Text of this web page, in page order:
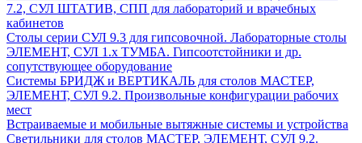
7.2, СУЛ ШТАТИВ, СПП для лабораторий и врачебных
кабинетов
Столы серии СУЛ 9.3 для гипсовочной. Лабораторные столы
ЭЛЕМЕНТ, СУЛ 1.х ТУМБА. Гипсоотстойники и др.
сопутствующее оборудование
Системы БРИДЖ и ВЕРТИКАЛЬ для столов МАСТЕР,
ЭЛЕМЕНТ, СУЛ 9.2. Произвольные конфигурации рабочих
мест
Встраиваемые и мобильные вытяжные системы и устройства
Светильники для столов МАСТЕР, ЭЛЕМЕНТ, СУЛ 9.2.